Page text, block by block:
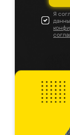
Я